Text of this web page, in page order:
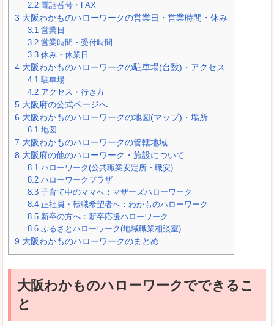
2.2 電話番号・FAX
3 大阪わかものハローワークの営業日・営業時間・休み
3.1 営業日
3.2 営業時間・受付時間
3.3 休み・休業日
4 大阪わかものハローワークの駐車場(台数)・アクセス
4.1 駐車場
4.2 アクセス・行き方
5 大阪府の公式ページへ
6 大阪わかものハローワークの地図(マップ)・場所
6.1 地図
7 大阪わかものハローワークの管轄地域
8 大阪府の他のハローワーク・施設について
8.1 ハローワーク(公共職業安定所・職安)
8.2 ハローワークプラザ
8.3 子育て中のママへ：マザーズハローワーク
8.4 正社員・転職希望者へ：わかものハローワーク
8.5 新卒の方へ：新卒応援ハローワーク
8.6 ふるさとハローワーク(地域職業相談室)
9 大阪わかものハローワークのまとめ
大阪わかものハローワークでできるこ
と